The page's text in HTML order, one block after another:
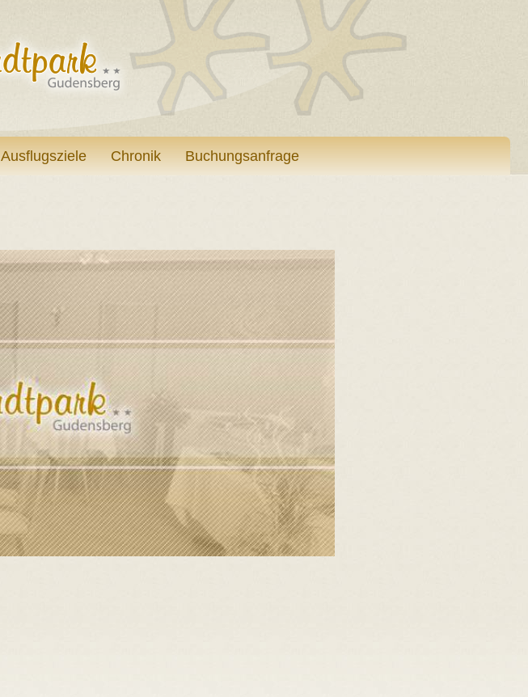
Ausflugsziele Chronik Buchungsanfrage